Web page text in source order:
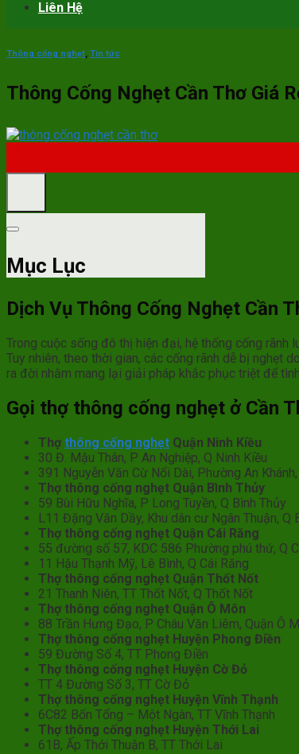
Liên Hệ
Thông cống nghẹt, Tin tức
Thông Cống Nghẹt Cần Thơ Giá
Mục Lục
Dịch Vụ Thông Cống Nghẹt Cần
Trong cuộc sống đô thị hiện đại, hệ thống cống rãnh
Tuy nhiên, theo thời gian, các cống rãnh dễ bị nghẹt
ra đời nhằm mang lại giải pháp khắc phục triệt để
Gọi thợ thông cống nghẹt ở Cần
Thợ thông cống nghẹt Quận Ninh Kiều
30 Đ. Mậu Thân, P An Nghiệp, Q Ninh Kiều
391 Nguyễn Văn Cừ Nối Dài, Phường An
Thợ thông cống nghẹt Quận Bình Thủy
59 Bùi Hữu Nghĩa, P Long Tuyền, Q Bình Thủy
L11 Đặng Văn Dầy, Khu dân cư Ngân Thuận, Q
Thợ thông cống nghẹt Quận Cái Răng
55 đường số 57, KDC 586 Phường phú thứ, Q
11 Hậu Thạnh Mỹ, Lê Bình, Q Cái Răng
Thợ thông cống nghẹt Quận Thốt Nốt
21 Thanh Niên, TT Thốt Nốt, Q Thốt Nốt
Thợ thông cống nghẹt Quận Ô Môn
88 Trần Hưng Đạo, P Châu Văn Liêm, Quận Ô
Thợ thông cống nghẹt Huyện Phong Điền
59 Đường Số 4, TT Phong Điền
Thợ thông cống nghẹt Huyện Cờ Đỏ
TT 4 Đường Số 3, TT Cờ Đỏ
Thợ thông cống nghẹt Huyện Vĩnh Thạnh
6C82 Bốn Tổng – Một Ngàn, TT Vĩnh Thạnh
Thợ thông cống nghẹt Huyện Thới Lai
61B, Ấp Thới Thuận B, TT Thới Lai